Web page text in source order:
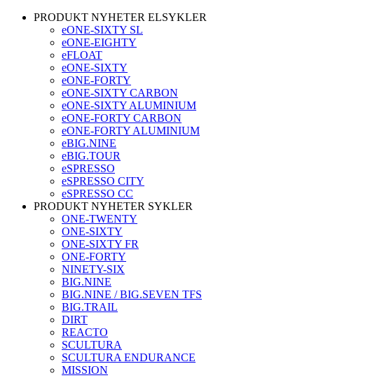
PRODUKT NYHETER ELSYKLER
eONE-SIXTY SL
eONE-EIGHTY
eFLOAT
eONE-SIXTY
eONE-FORTY
eONE-SIXTY CARBON
eONE-SIXTY ALUMINIUM
eONE-FORTY CARBON
eONE-FORTY ALUMINIUM
eBIG.NINE
eBIG.TOUR
eSPRESSO
eSPRESSO CITY
eSPRESSO CC
PRODUKT NYHETER SYKLER
ONE-TWENTY
ONE-SIXTY
ONE-SIXTY FR
ONE-FORTY
NINETY-SIX
BIG.NINE
BIG.NINE / BIG.SEVEN TFS
BIG.TRAIL
DIRT
REACTO
SCULTURA
SCULTURA ENDURANCE
MISSION